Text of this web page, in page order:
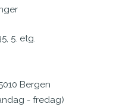
5. etg.
Bergen
- fredag)